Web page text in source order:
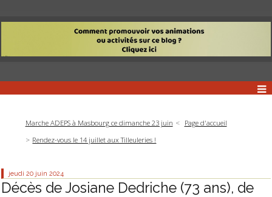
Marche ADEPS à Masbourg ce dimanche 23 juin
Page d'accueil
Rendez-vous le 14 juillet aux Tilleuleries !
jeudi 20 juin 2024
Décès de Josiane Dedriche (73 ans), de